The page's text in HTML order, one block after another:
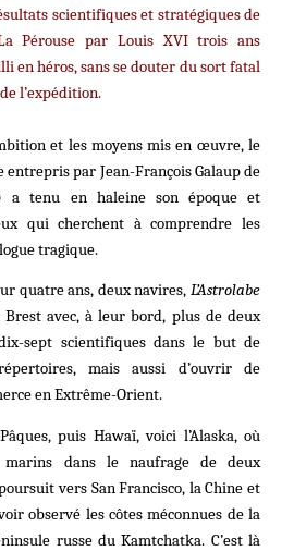
scientifiques et stratégiques de
Pérouse par Louis XVI trois ans
en héros, sans se douter du sort fatal
l’expédition.
et les moyens mis en œuvre, le
entrepris par Jean-François Galaup de
a tenu en haleine son époque et
qui cherchent à comprendre les
tragique.
quatre ans, deux navires,L’Astrolabe
avec, à leur bord, plus de deux
sept scientifiques dans le but de
mais aussi d’ouvrir de
en Extrême-Orient.
puis Hawaï, voici l’Alaska, où
dans le naufrage de deux
vers San Francisco, la Chine et
observé les côtes méconnues de la
russe du Kamtchatka. C’est là